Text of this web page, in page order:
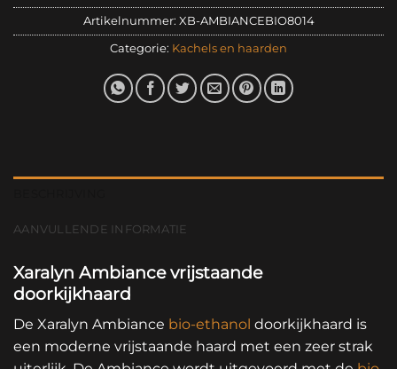
Artikelnummer: XB-AMBIANCEBIO8014
Categorie: Kachels en haarden
AANVULLENDE INFORMATIE
Xaralyn Ambiance vrijstaande
doorkijkhaard
De Xaralyn Ambiance bio-ethanol doorkijkhaard is
een moderne vrijstaande haard met een zeer strak